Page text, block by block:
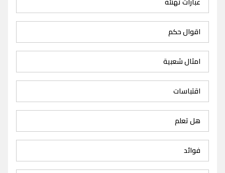
اقوال حكم
امثال شعبية
اقتباسات
هل تعلم
فوائد